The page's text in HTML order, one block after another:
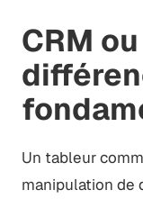
CRM
Un tableur
manipulation de